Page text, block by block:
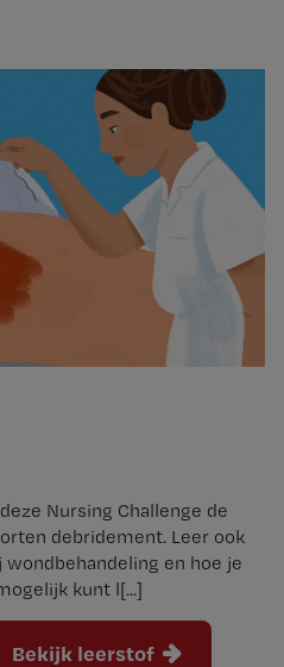
Nursing Challenge de
debridement. Leer ook
en hoe je
kunt l[...]
Bekijk leerstof